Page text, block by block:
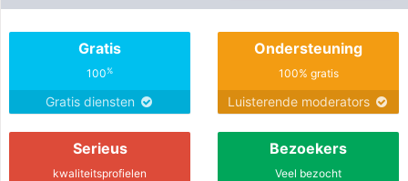
Gratis
100%
Gratis diensten
Ondersteuning
100% gratis
Luisterende moderators
Serieus
kwaliteitsprofielen
Bezoekers
Veel bezocht